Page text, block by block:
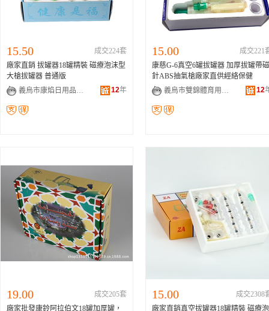
15.50
成交224套
廠家直銷 拔罐器18罐精裝 磁療泡沫型
大槍拔罐器 普通版
義烏市康焰日用品有限公司
12年
15.00
成交221
康慈G-6真空6罐拔罐器 加厚拔罐帶磁
針ABS抽氣槍廠家直供經絡保健
義烏市雙錦體育用品有限公司
12
19.00
成交205套
廠家批發康鈴阿拉伯文18罐加厚罐，
15.00
成交2308
廠家直銷真空拔罐器18罐精裝 磁療泡